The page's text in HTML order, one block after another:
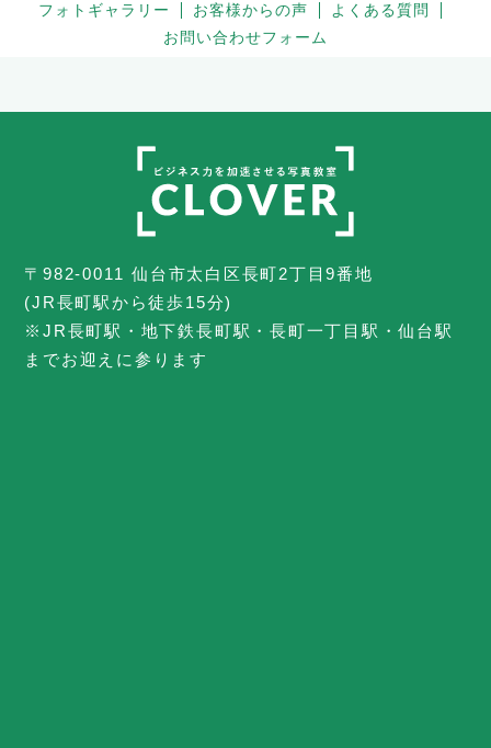
フォトギャラリー
お客様からの声
よくある質問
お問い合わせフォーム
〒982-0011 仙台市太白区長町2丁目9番地
(JR長町駅から徒歩15分)
※JR長町駅・地下鉄長町駅・長町一丁目駅・仙台駅
までお迎えに参ります